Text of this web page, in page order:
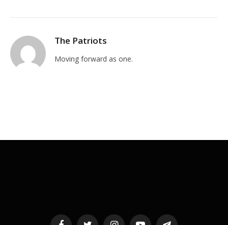
The Patriots
Moving forward as one.